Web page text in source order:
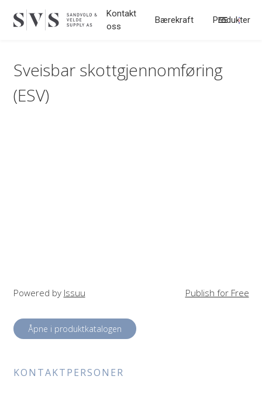
Kontakt
oss
Bærekraft Produkter
Sveisbar skottgjennomføring
(ESV)
Powered by Issuu Publish for Free
Åpne i produktkatalogen
KONTAKT­PERSONER